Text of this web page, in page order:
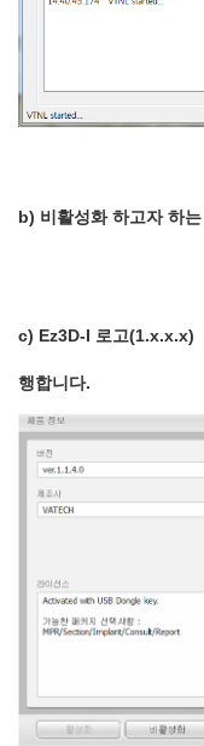
b) 비활성화 하고자 하
c) Ez3D-I 로고(1.x.x.x)
행합니다.